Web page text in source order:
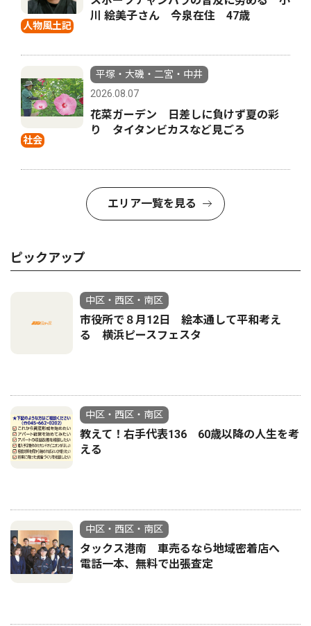
人物風土記
川 絵美子さん 今泉在住 47歳
社会
平塚・大磯・二宮・中井
2026.08.07
花菜ガーデン 日差しに負けず夏の彩
り タイタンビカスなど見ごろ
エリア一覧を見る
ピックアップ
中区・西区・南区
市役所で８月12日 絵本通して平和考え
る 横浜ピースフェスタ
中区・西区・南区
教えて！右手代表136 60歳以降の人生を考
える
中区・西区・南区
タックス港南 車売るなら地域密着店へ
電話一本、無料で出張査定